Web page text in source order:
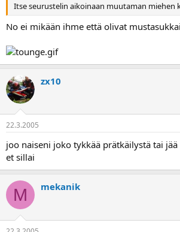
Itse seurustelin aikoinaan muutaman miehen
No ei mikään ihme että olivat
zx10
22.3.2005
joo naiseni joko tykkää prätkäilystä tai
et sillai
M mekanik